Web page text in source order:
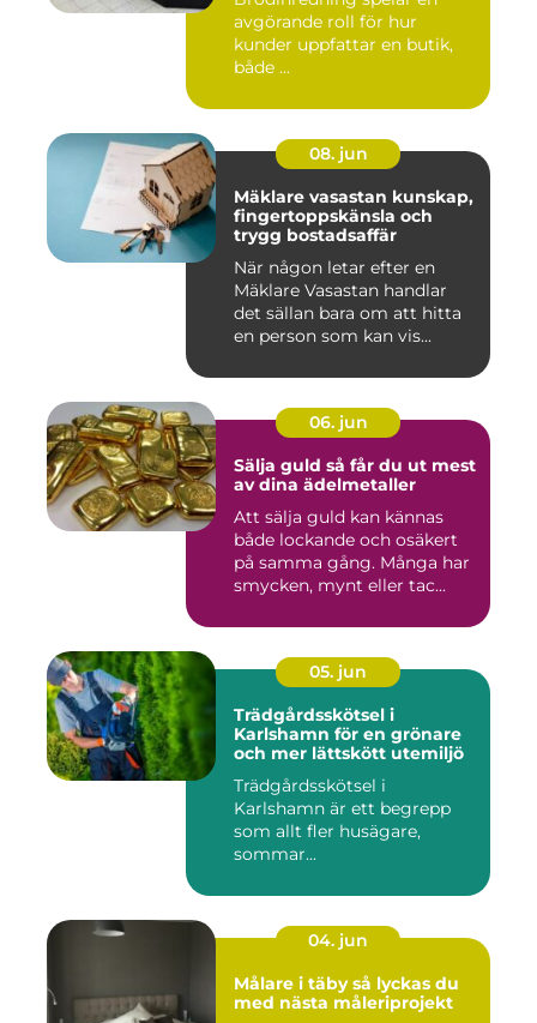
avgörande roll för hur
kunder uppfattar en butik,
både ...
08. jun
Mäklare vasastan kunskap,
fingertoppskänsla och
trygg bostadsaffär
När någon letar efter en
Mäklare Vasastan handlar
det sällan bara om att hitta
en person som kan vis...
06. jun
Sälja guld så får du ut mest
av dina ädelmetaller
Att sälja guld kan kännas
både lockande och osäkert
på samma gång. Många har
smycken, mynt eller tac...
05. jun
Trädgårdsskötsel i
Karlshamn för en grönare
och mer lättskött utemiljö
Trädgårdsskötsel i
Karlshamn är ett begrepp
som allt fler husägare,
sommar...
04. jun
Målare i täby så lyckas du
med nästa måleriprojekt